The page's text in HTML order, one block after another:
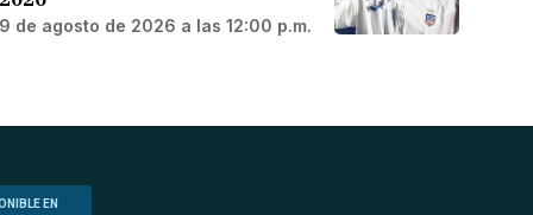
9 de agosto de 2026 a las 12:00 p.m.
EN